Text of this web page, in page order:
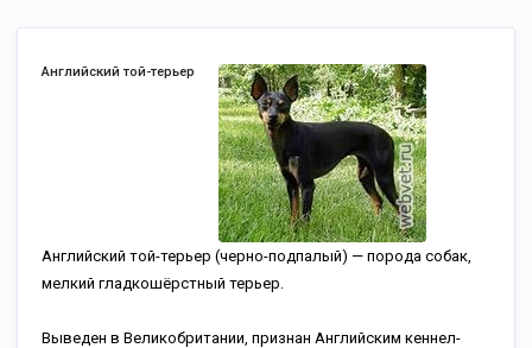
Английский той-терьер
Английский той-терьер (черно-подпалый) — порода собак,
мелкий гладкошёрстный терьер.
Выведен в Великобритании, признан Английским кеннел-